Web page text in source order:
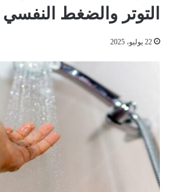
التوتر والضغط النفسي
22 يوليو، 2025